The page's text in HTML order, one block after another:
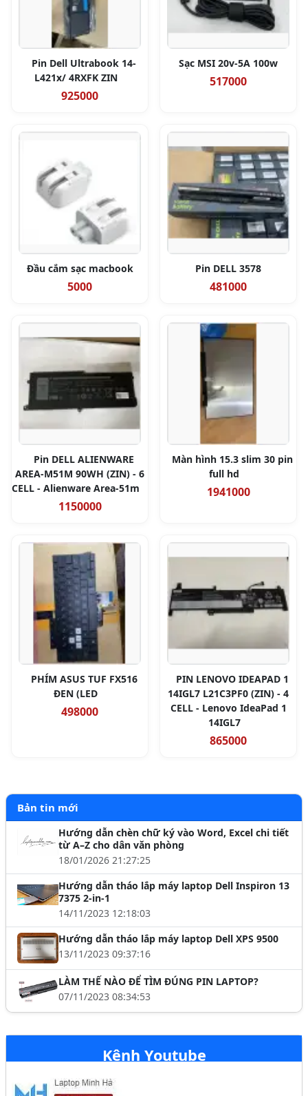
Pin Dell Ultrabook 14-
L421x/ 4RXFK ZIN
925000
Sạc MSI 20v-5A 100w
517000
Đầu cắm sạc macbook
5000
Pin DELL 3578
481000
Pin DELL ALIENWARE
AREA-M51M 90WH (ZIN) - 6
CELL - Alienware Area-51m
1150000
Màn hình 15.3 slim 30 pin
full hd
1941000
PHÍM ASUS TUF FX516
ĐEN (LED
498000
PIN LENOVO IDEAPAD 1
14IGL7 L21C3PF0 (ZIN) - 4
CELL - Lenovo IdeaPad 1
14IGL7
865000
Bản tin mới
Hướng dẫn chèn chữ ký vào Word, Excel chi tiết
từ A–Z cho dân văn phòng
18/01/2026 21:27:25
Hướng dẫn tháo lắp máy laptop Dell Inspiron 13
7375 2-in-1
14/11/2023 12:18:03
Hướng dẫn tháo lắp máy laptop Dell XPS 9500
13/11/2023 09:37:16
LÀM THẾ NÀO ĐỂ TÌM ĐÚNG PIN LAPTOP?
07/11/2023 08:34:53
Kênh Youtube